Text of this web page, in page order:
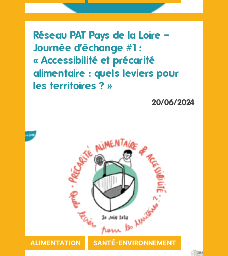
Réseau PAT Pays de la Loire –
Journée d’échange #1 :
« Accessibilité et précarité
alimentaire : quels leviers pour
les territoires ? »
20/06/2024
ALIMENTATION SANTÉ-ENVIRONNEMENT